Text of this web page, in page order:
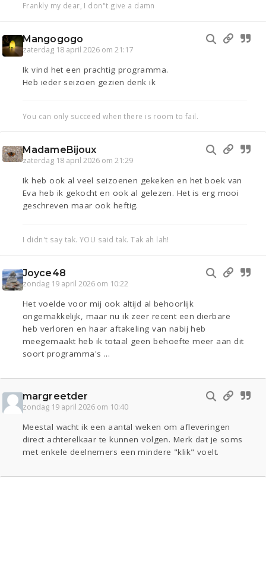
Frankly my dear, I don"t give a damn
Mangogogo
zaterdag 18 april 2026 om 21:17
Ik vind het een prachtig programma.
Heb ieder seizoen gezien denk ik
You can only succeed when there is room to fail.
MadameBijoux
zaterdag 18 april 2026 om 21:29
Ik heb ook al veel seizoenen gekeken en het boek van
Eva heb ik gekocht en ook al gelezen. Het is erg mooi
geschreven maar ook heftig.
I didn't say tak. YOU said tak. Tak ah lah!
Joyce48
zondag 19 april 2026 om 10:22
Het voelde voor mij ook altijd al behoorlijk
ongemakkelijk, maar nu ik zeer recent een dierbare
heb verloren en haar aftakeling van nabij heb
meegemaakt heb ik totaal geen behoefte meer aan dit
soort programma's ...
margreetder
zondag 19 april 2026 om 10:40
Meestal wacht ik een aantal weken om afleveringen
direct achterelkaar te kunnen volgen. Merk dat je soms
met enkele deelnemers een mindere "klik" voelt.